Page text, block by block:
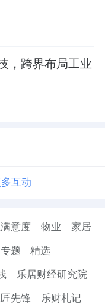
，跨界布局工业
互动
意度 物业 家居
专题 精选
乐居财经研究院
先锋 乐财札记